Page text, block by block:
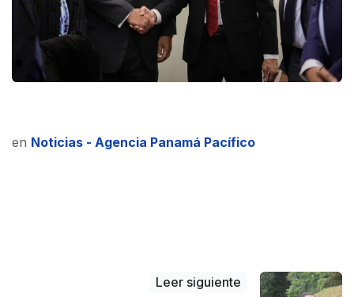
Anterior
en Noticias - Agencia Panamá Pacífico
Leer siguiente